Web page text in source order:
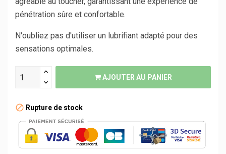
pénétration sûre et confortable.
N'oubliez pas d'utiliser un lubrifiant adapté pour des
sensations optimales.
AJOUTER AU PANIER
Rupture de stock